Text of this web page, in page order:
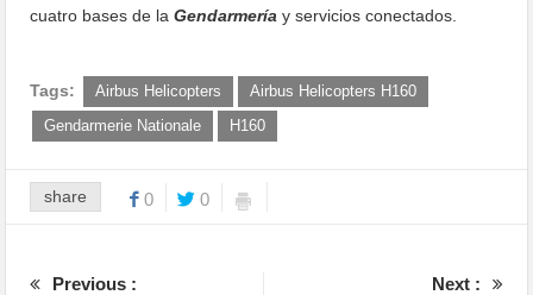
cuatro bases de laGendarmería y servicios conectados.
Tags: Airbus Helicopters
Airbus Helicopters H160
Gendarmerie Nationale
H160
share 0 0
Previous :
Next :